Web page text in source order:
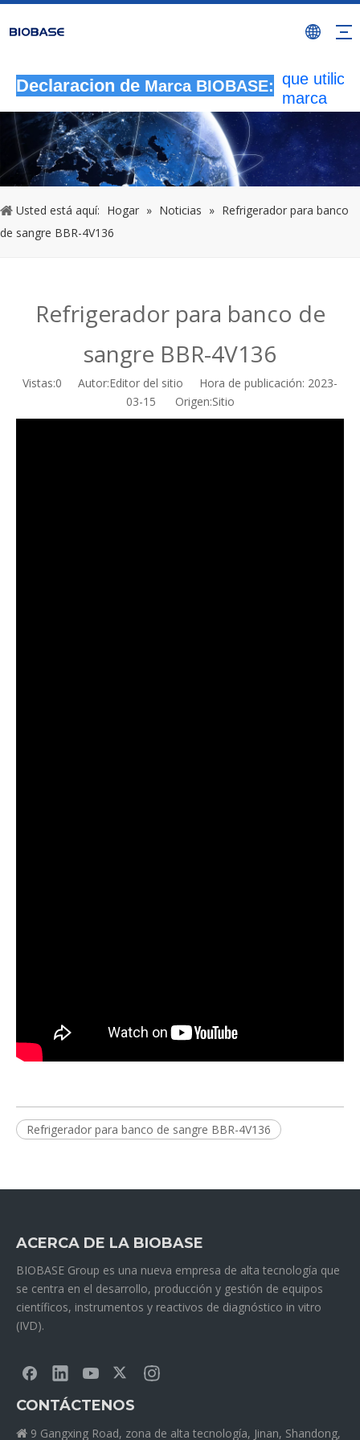
Declaracion de Marca BIOBASE:
que
marca
BIOBASE
serán
una
Usted está aquí: Hogar » Noticias » Refrigerador para banco
de sangre BBR-4V136
Refrigerador para banco de
sangre BBR-4V136
Vistas:0 Autor:Editor del sitio Hora de publicación: 2023-
03-15 Origen:Sitio
Refrigerador para banco de sangre BBR-4V136
ACERCA DE LA BIOBASE
BIOBASE Group es una nueva empresa de alta tecnología que
se centra en el desarrollo, producción y gestión de equipos
científicos, instrumentos y reactivos de diagnóstico in vitro
(IVD).
CONTÁCTENOS
 9 Gangxing Road, zona de alta tecnología, Jinan, Shandong,